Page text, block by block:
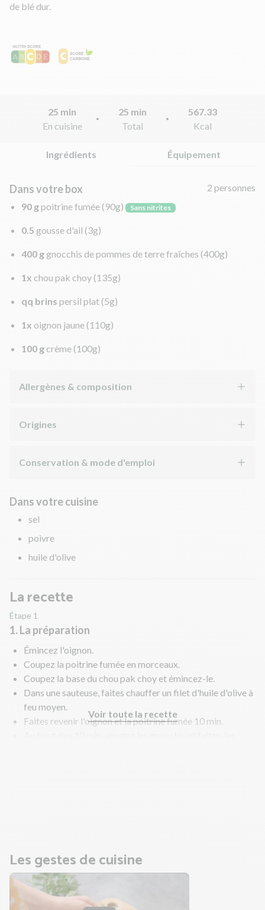
de blé dur.
25 min
En cuisine
25 min
Total
567.33
Kcal
Ingrédients Équipement
Dans votre box
2 personnes
90 gpoitrine fumée (90g) Sans nitrites
0.5 gousse d'ail (3g)
400 g gnocchis de pommes de terre fraîches (400g)
1x chou pak choy (135g)
qq brins persil plat (5g)
1x oignon jaune (110g)
100 g crème (100g)
Allergènes & composition
Origines
Conservation & mode d'emploi
Dans votre cuisine
sel
poivre
huile d'olive
La recette
Étape 1
1. La préparation
Émincez l'oignon.
Coupez la poitrine fumée en morceaux.
Coupez la base du chou pak choy et émincez-le.
Dans une sauteuse, faites chauffer un filet d'huile d'olive à
feu moyen.
Faites revenir l'oignon et la poitrine fumée 10 min.
Voir toute la recette
Les gestes de cuisine